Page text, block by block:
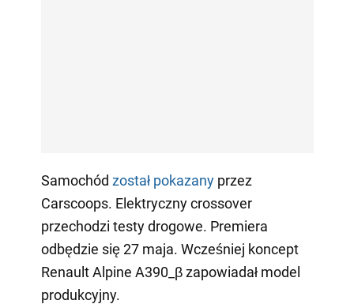
Samochód został pokazanyprzez
Carscoops. Elektryczny crossover
przechodzi testy drogowe. Premiera
odbędzie się 27 maja. Wcześniej koncept
Renault Alpine A390_β zapowiadał model
produkcyjny.